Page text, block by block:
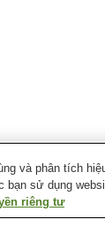
và phân tích
bạn sử dụng
riêng tư